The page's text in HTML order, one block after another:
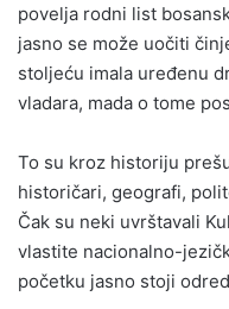
povelja rodni list
jasno se može uočiti
stoljeću imala uređenu
vladara, mada o tome
To su kroz historiju
historičari, geografi,
Čak su neki uvrštavali
vlastite nacionalno-
početku jasno stoji